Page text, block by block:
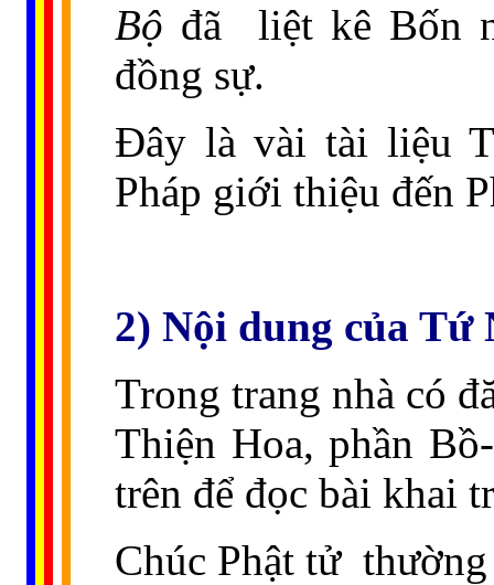
Bộ đã
liệt kê Bốn
đồng sự.
Ðây là vài tài liệu
Pháp giới thiệu đến
2) Nội dung của Tứ
Trong trang nhà có
Thiện Hoa, phần
trên để đọc bài khai
Chúc Phật tử